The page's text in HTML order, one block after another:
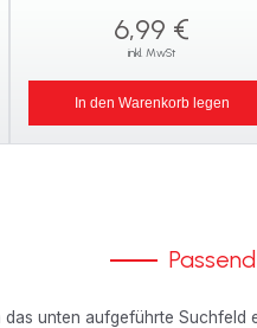
6,99 €
inkl. MwSt
In den Warenkorb legen
das unten aufgeführte